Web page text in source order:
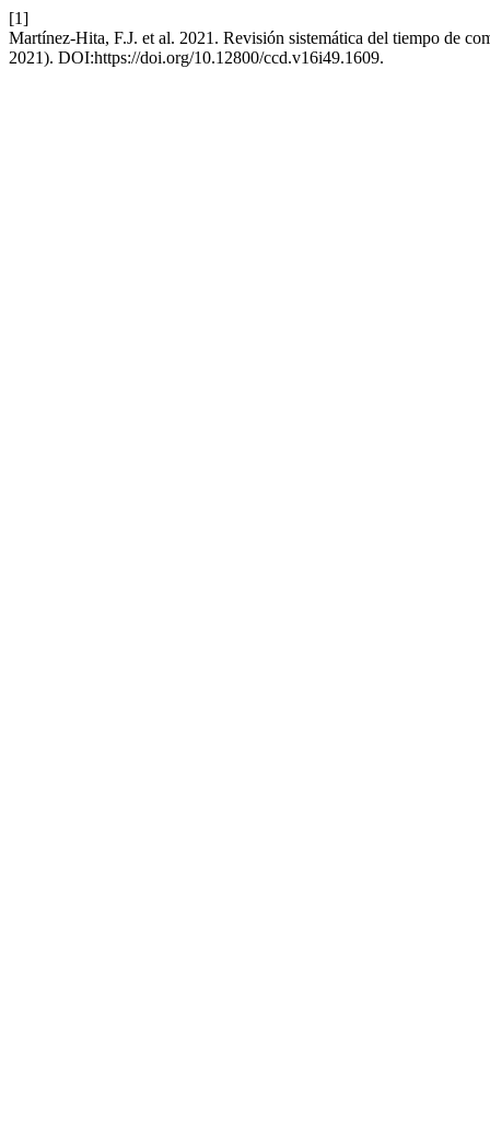
[1]
Martínez-Hita, F.J. et al. 2021. Revisión sistemática del tiempo de
2021). DOI:https://doi.org/10.12800/ccd.v16i49.1609.